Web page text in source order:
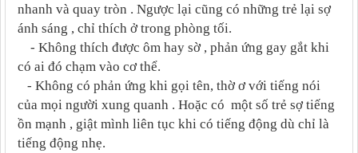
nhanh và quay tròn . Ngược lại cũng có những trẻ lại sợ
ánh sáng , chỉ thích ở trong phòng tối.
- Không thích được ôm hay sờ , phản ứng gay gắt khi
có ai đó chạm vào cơ thể.
- Không có phản ứng khi gọi tên, thờ ơ với tiếng nói
của mọi người xung quanh . Hoặc có một số trẻ sợ tiếng
ồn mạnh , giật mình liên tục khi có tiếng động dù chỉ là
tiếng động nhẹ.